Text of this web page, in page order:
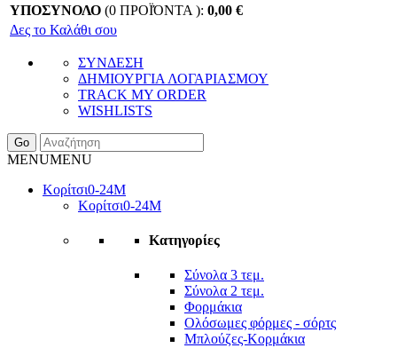
ΥΠΟΣΥΝΟΛΟ (0 ΠΡΟΪΌΝΤΑ ): 0,00 €
Δες το Καλάθι σου
ΣΥΝΔΕΣΗ
ΔΗΜΙΟΥΡΓΙΑ ΛΟΓΑΡΙΑΣΜΟΥ
TRACK MY ORDER
WISHLISTS
Go
MENUMENU
Κορίτσι0-24Μ
Κορίτσι0-24Μ
Κατηγορίες
Σύνολα 3 τεμ.
Σύνολα 2 τεμ.
Φορμάκια
Ολόσωμες φόρμες - σόρτς
Μπλούζες-Κορμάκια